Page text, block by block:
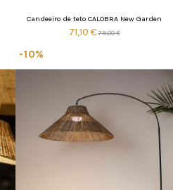
Candeeiro de teto CALOBRA New Garden
71,10 € 79,00 €
-10%